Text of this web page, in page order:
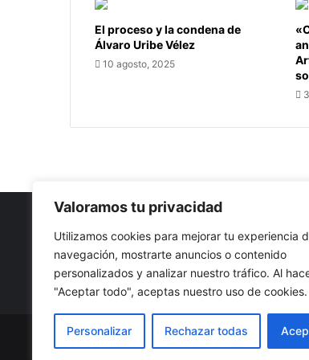
Valoramos tu privacidad
Utilizamos cookies para mejorar tu experiencia
navegación, mostrarte anuncios o contenido
personalizados y analizar nuestro tráfico. Al
"Aceptar todo", aceptas nuestro uso de cookies.
Personalizar Rechazar todas
El proceso y la condena de
Álvaro Uribe Vélez
10 agosto, 2025
Nuestro propósito: Compartir opinión,
con la mejor calidad y sin censura.